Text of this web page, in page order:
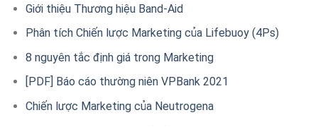
Giới thiệu Thương hiệu Band-Aid
Phân tích Chiến lược Marketing của Lifebuoy (4Ps)
8 nguyên tắc định giá trong Marketing
[PDF] Báo cáo thường niên VPBank 2021
Chiến lược Marketing của Neutrogena